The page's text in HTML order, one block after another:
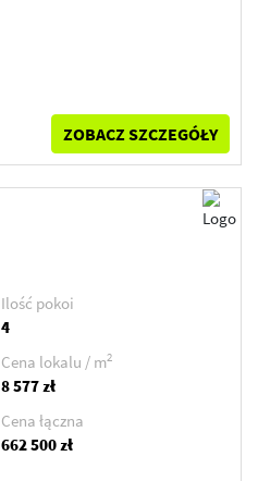
ZOBACZ SZCZEGÓŁY
Ilość pokoi
4
Cena lokalu / m2
8 577 zł
Cena łączna
662 500 zł